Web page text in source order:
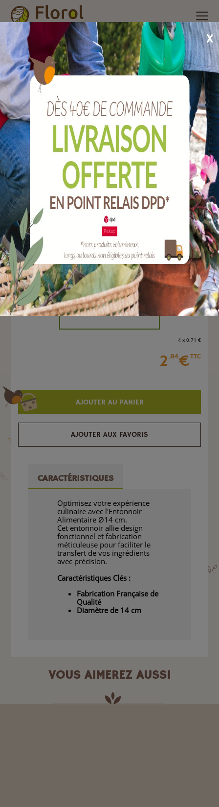
Accueil Nos produits /Accessoires de cave /Entonnoir
alimentaire Ø14 cm.
Entonnoir alimentaire Ø14 cm.
Ref :
J307
EAN :8006839004402
Marque :
BOUCHONNERIE JOCONDIENNE
Quantité :
Unité
-
4 x 0.71 €
2.84€TTC
AJOUTER AU PANIER
AJOUTER AUX FAVORIS
CARACTÉRISTIQUES
Optimisez votre expérience
culinaire avec l'Entonnoir
Alimentaire Ø14 cm.
Cet entonnoir allie design
fonctionnel et fabrication
méticuleuse pour faciliter le
transfert de vos ingrédients
avec précision.
Caractéristiques Clés :
Fabrication Française de
Qualité
Diamètre de 14 cm
VOUS AIMEREZ AUSSI